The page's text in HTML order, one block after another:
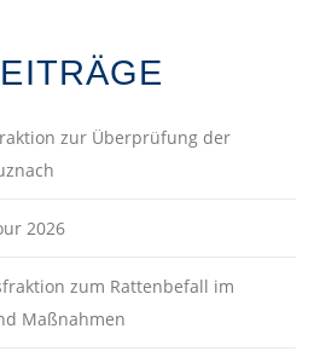
zur Überprüfung der
2026
zum Rattenbefall im
Maßnahmen